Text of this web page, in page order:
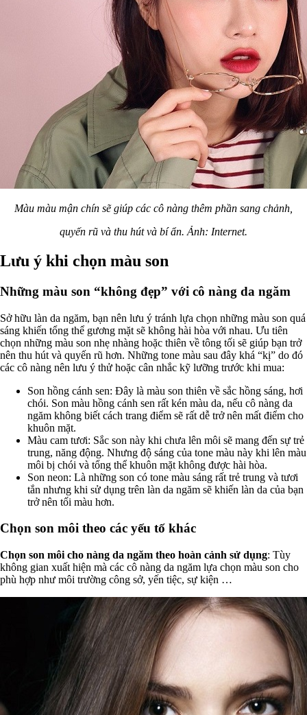
Màu màu mận chín sẽ giúp các cô nàng thêm phần sang chảnh,
quyến rũ và thu hút và bí ẩn. Ảnh: Internet.
Lưu ý khi chọn màu son
Những màu son “không đẹp” với cô nàng da ngăm
Sở hữu làn da ngăm, bạn nên lưu ý tránh lựa chọn những màu son quá
sáng khiến tổng thể gương mặt sẽ không hài hòa với nhau. Ưu tiên
chọn những màu son nhẹ nhàng hoặc thiên về tông tối sẽ giúp bạn trở
nên thu hút và quyến rũ hơn. Những tone màu sau đây khá “kị” do đó
các cô nàng nên lưu ý thử hoặc cân nhắc kỹ lưỡng trước khi mua:
Son hồng cánh sen: Đây là màu son thiên về sắc hồng sáng, hơi
chói. Son màu hồng cánh sen rất kén màu da, nếu cô nàng da
ngăm không biết cách trang điểm sẽ rất dễ trở nên mất điểm cho
khuôn mặt.
Màu cam tươi: Sắc son này khi chưa lên môi sẽ mang đến sự trẻ
trung, năng động. Nhưng độ sáng của tone màu này khi lên màu
môi bị chói và tổng thể khuôn mặt không được hài hòa.
Son neon: Là những son có tone màu sáng rất trẻ trung và tươi
tắn nhưng khi sử dụng trên làn da ngăm sẽ khiến làn da của bạn
trở nên tối màu hơn.
Chọn son môi theo các yếu tố khác
Chọn son môi cho nàng da ngăm theo hoàn cảnh sử dụng: Tùy
không gian xuất hiện mà các cô nàng da ngăm lựa chọn màu son cho
phù hợp như môi trường công sở, yến tiệc, sự kiện …